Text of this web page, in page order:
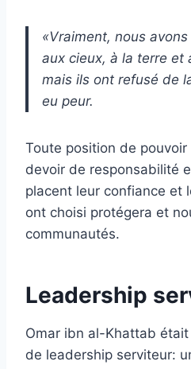
«Vraiment, nous
aux cieux, à la terre et
mais ils ont refusé de
eu peur.
Toute position de pouvoir
devoir de responsabilité
placent leur confiance et
ont choisi protégera et
communautés.
Leadership
Omar ibn al-Khattab
de leadership serviteur: